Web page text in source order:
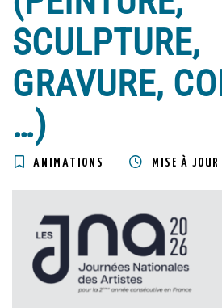
SCULPTURE,
GRAVURE,
…)
ANIMATIONS MISE À JOUR